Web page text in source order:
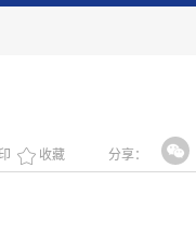
分享：
收藏